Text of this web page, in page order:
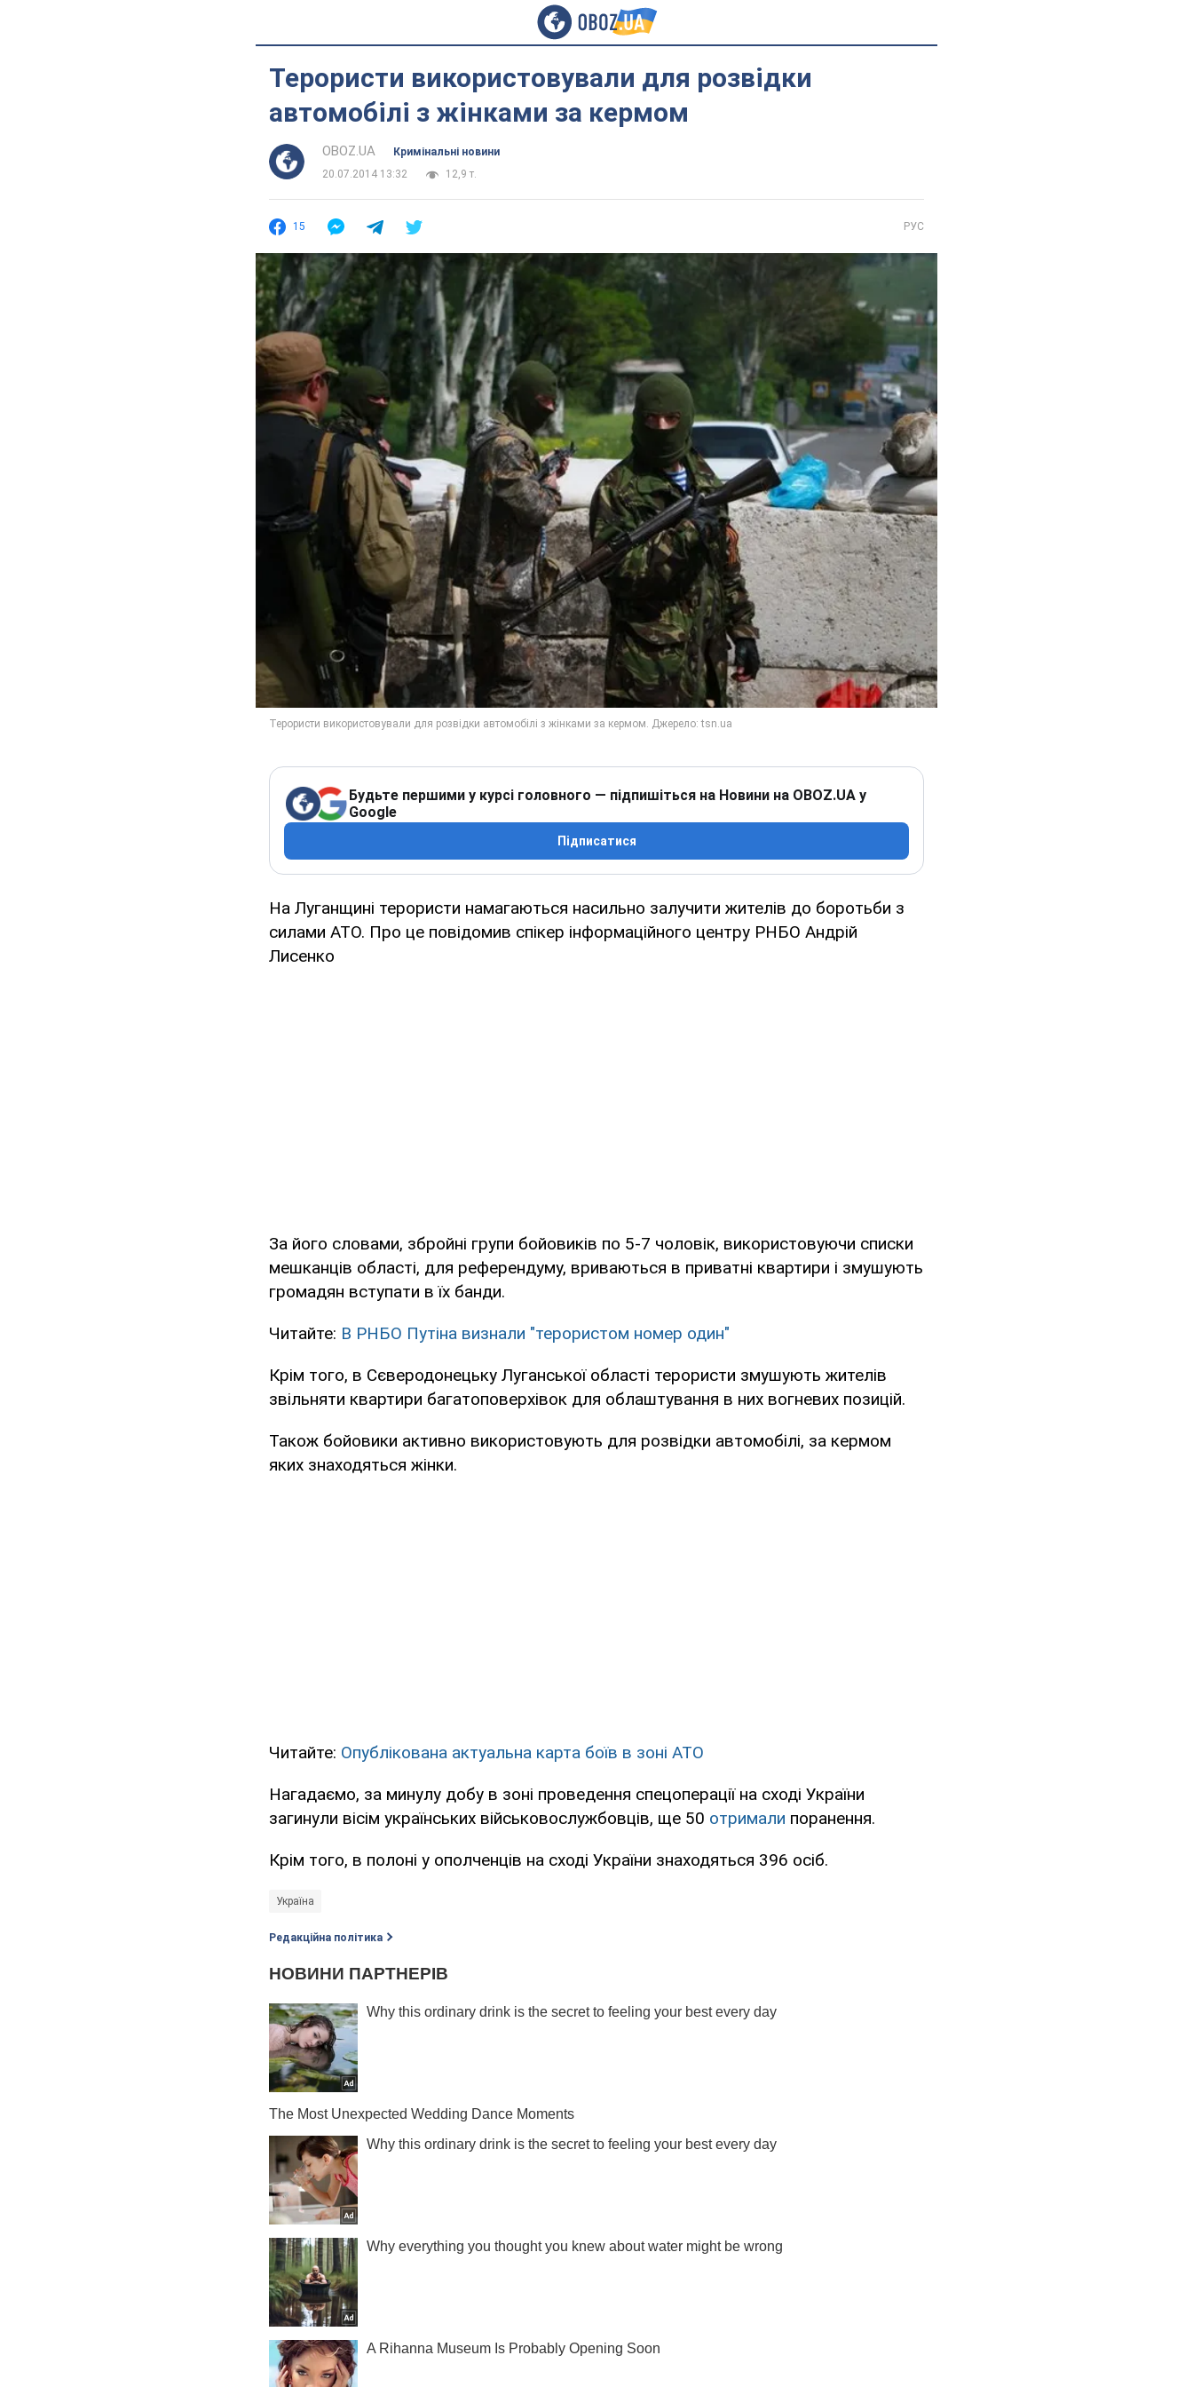
Терористи використовували для розвідки
автомобілі з жінками за кермом
OBOZ.UA
Кримінальні новини
20.07.2014 13:32
12,9 т.
15 РУС
Будьте першими у курсі головного — підпишіться на Новини на OBOZ.UA у
Google
Підписатися
На Луганщині терористи намагаються насильно залучити жителів до боротьби з
силами АТО. Про це повідомив спікер інформаційного центру РНБО Андрій
Лисенко
За його словами, збройні групи бойовиків по 5-7 чоловік, використовуючи списки
мешканців області, для референдуму, вриваються в приватні квартири і змушують
громадян вступати в їх банди.
Читайте: В РНБО Путіна визнали "терористом номер один"
Крім того, в Сєверодонецьку Луганської області терористи змушують жителів
звільняти квартири багатоповерхівок для облаштування в них вогневих позицій.
Також бойовики активно використовують для розвідки автомобілі, за кермом
яких знаходяться жінки.
Читайте: Опублікована актуальна карта боїв в зоні АТО
Нагадаємо, за минулу добу в зоні проведення спецоперації на сході України
загинули вісім українських військовослужбовців, ще 50 отримали поранення.
Крім того, в полоні у ополченців на сході України знаходяться 396 осіб.
Україна
Редакційна політика